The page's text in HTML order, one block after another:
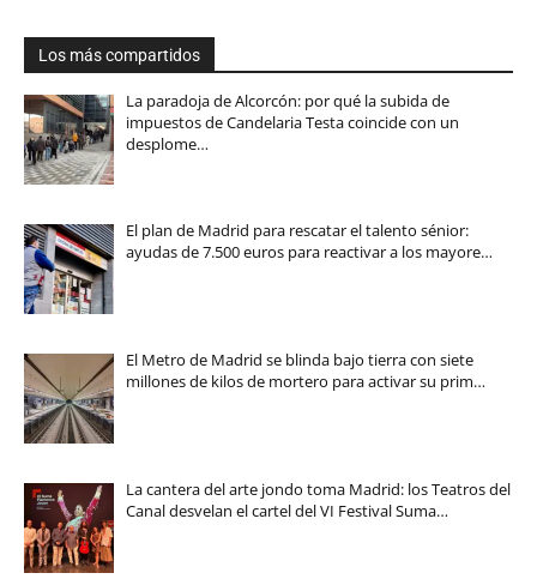
Los más compartidos
La paradoja de Alcorcón: por qué la subida de
impuestos de Candelaria Testa coincide con un
desplome…
El plan de Madrid para rescatar el talento sénior:
ayudas de 7.500 euros para reactivar a los mayore…
El Metro de Madrid se blinda bajo tierra con siete
millones de kilos de mortero para activar su prim…
La cantera del arte jondo toma Madrid: los Teatros del
Canal desvelan el cartel del VI Festival Suma…